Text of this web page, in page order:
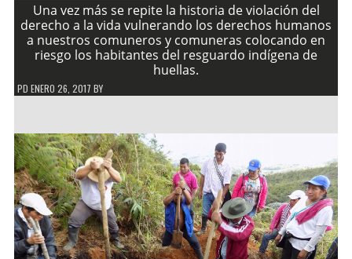
Una vez más se repite la historia de violación del
derecho a la vida vulnerando los derechos humanos
a nuestros comuneros y comuneras colocando en
riesgo los habitantes del resguardo indígena de
huellas.
PD ENERO 26, 2017 BY